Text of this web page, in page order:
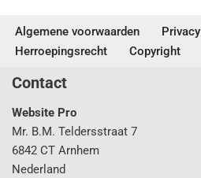
Algemene voorwaarden Privacy
Herroepingsrecht
Copyright
Contact
Website Pro
Mr. B.M. Teldersstraat 7
6842 CT Arnhem
Nederland